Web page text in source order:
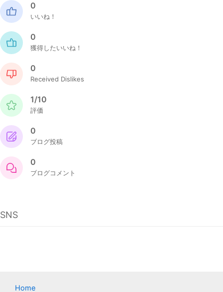
0
いいね！
0
獲得したいいね！
0
Received Dislikes
1/10
評価
0
ブログ投稿
0
ブログコメント
SNS
Home